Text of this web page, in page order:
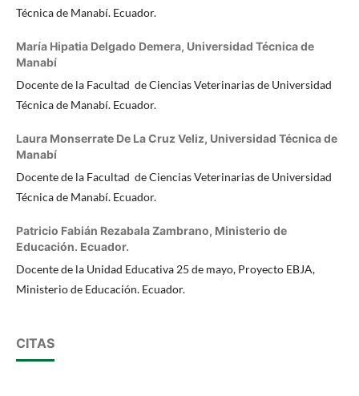
Técnica de Manabí. Ecuador.
María Hipatia Delgado Demera, Universidad Técnica de
Manabí
Docente de la Facultad de Ciencias Veterinarias de Universidad
Técnica de Manabí. Ecuador.
Laura Monserrate De La Cruz Veliz, Universidad Técnica de
Manabí
Docente de la Facultad de Ciencias Veterinarias de Universidad
Técnica de Manabí. Ecuador.
Patricio Fabián Rezabala Zambrano, Ministerio de
Educación. Ecuador.
Docente de la Unidad Educativa 25 de mayo, Proyecto EBJA,
Ministerio de Educación. Ecuador.
CITAS